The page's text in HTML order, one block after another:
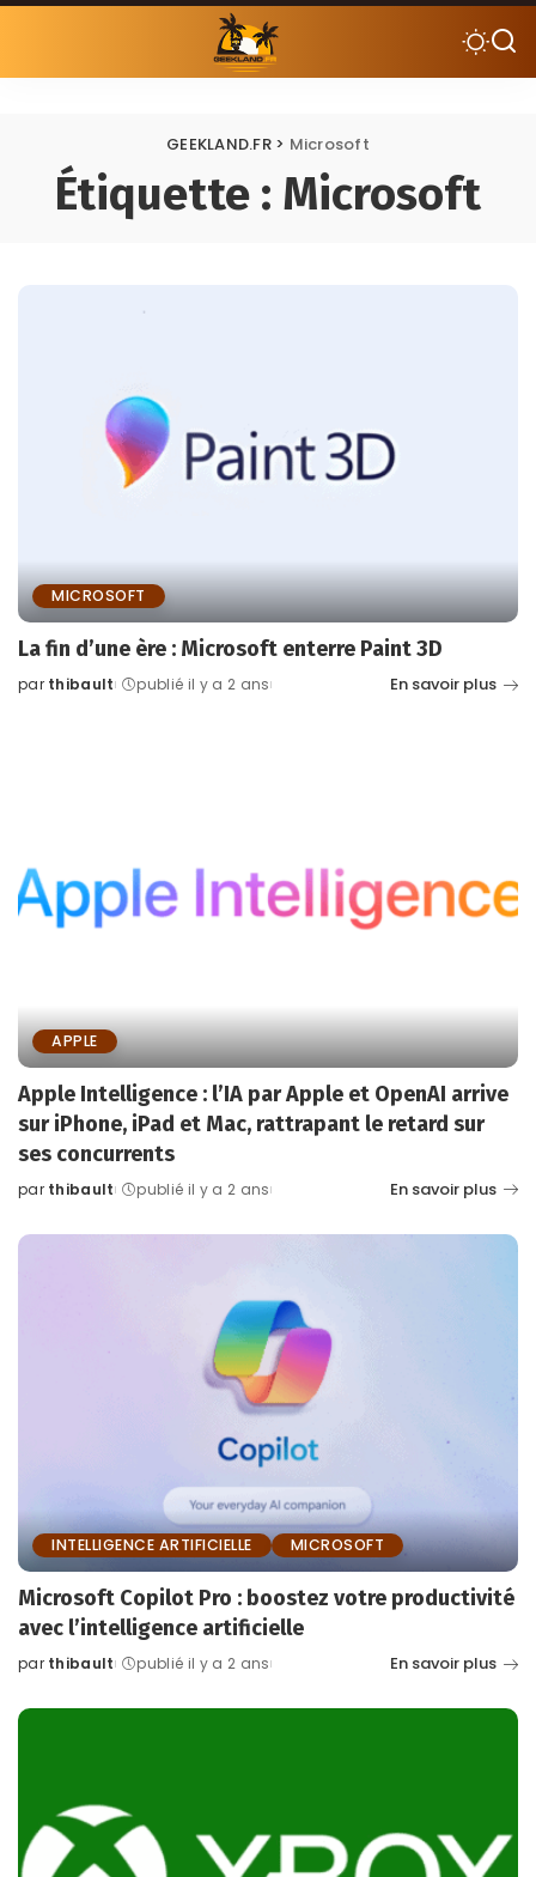
GEEKLAND.FR> Microsoft
Étiquette : Microsoft
MICROSOFT
La fin d’une ère : Microsoft enterre Paint 3D
Posted
par thibault publié il y a 2 ans En savoir plus
APPLE
Apple Intelligence : l’IA par Apple et OpenAI arrive
sur iPhone, iPad et Mac, rattrapant le retard sur
ses concurrents
Posted
par thibault publié il y a 2 ans En savoir plus
INTELLIGENCE ARTIFICIELLE MICROSOFT
Microsoft Copilot Pro : boostez votre productivité
avec l’intelligence artificielle
Posted
par thibault publié il y a 2 ans En savoir plus